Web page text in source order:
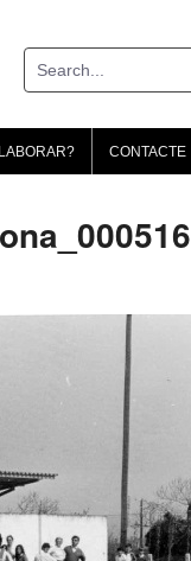
CONTACTE